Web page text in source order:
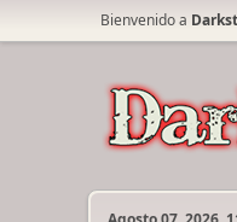
Bienvenido a